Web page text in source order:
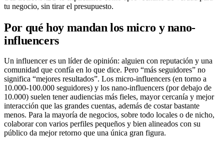
tu negocio, sin tirar el presupuesto.
Por qué hoy mandan los micro y nano-
influencers
Un influencer es un líder de opinión: alguien con reputación y una
comunidad que confía en lo que dice. Pero “más seguidores” no
significa “mejores resultados”. Los micro-influencers (en torno a
10.000-100.000 seguidores) y los nano-influencers (por debajo de
10.000) suelen tener audiencias más fieles, mayor cercanía y mejor
interacción que las grandes cuentas, además de costar bastante
menos. Para la mayoría de negocios, sobre todo locales o de nicho,
colaborar con varios perfiles pequeños y bien alineados con su
público da mejor retorno que una única gran figura.